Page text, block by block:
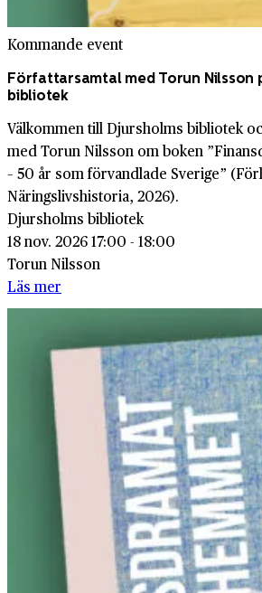
Kommande event
Författarsamtal med Torun Nilsson
bibliotek
Välkommen till Djursholms bibliotek
med Torun Nilsson om boken
– 50 år som förvandlade Sverige”
Näringslivshistoria, 2026).
Djursholms bibliotek
18 nov. 2026 17:00 - 18:00
Torun Nilsson
Läs mer